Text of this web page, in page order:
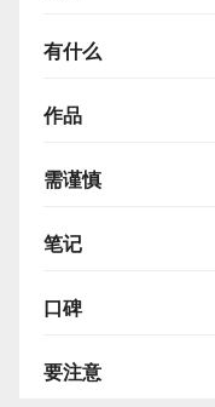
有什么
作品
需谨慎
笔记
口碑
要注意